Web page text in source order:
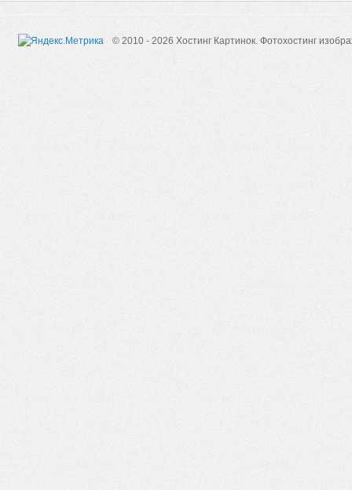
© 2010 - 2026 Хостинг Картинок. Фотохостинг